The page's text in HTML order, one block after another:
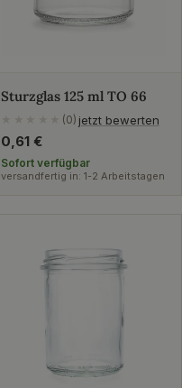
Sturzglas 125 ml TO 66
(0) jetzt bewerten
Regulärer
Preis
0,61 €
Sofort verfügbar
versandfertig in: 1-2 Arbeitstagen